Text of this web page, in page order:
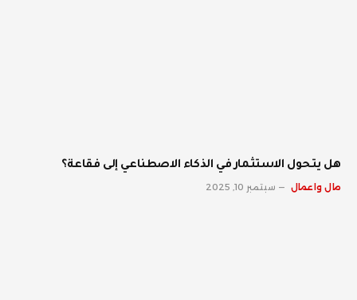
هل يتحول الاستثمار في الذكاء الاصطناعي إلى فقاعة؟
مال واعمال سبتمبر 10, 2025